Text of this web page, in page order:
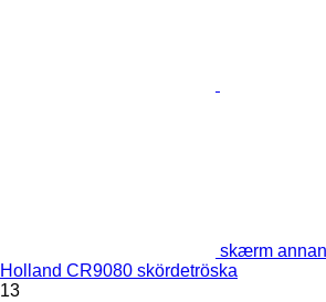
skærm
Holland CR9080 skördetröska
13